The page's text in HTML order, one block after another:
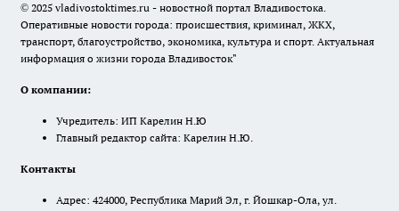
© 2025 vladivostoktimes.ru - новостной портал Владивостока.
Оперативные новости города: происшествия, криминал, ЖКХ,
транспорт, благоустройство, экономика, культура и спорт. Актуальная
информация о жизни города Владивосток"
О компании:
Учредитель: ИП Карелин Н.Ю
Главный редактор сайта: Карелин Н.Ю.
Контакты
Адрес: 424000, Республика Марий Эл, г. Йошкар-Ола, ул.